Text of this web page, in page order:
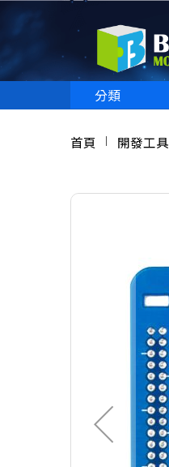
分類
首頁 開發工具